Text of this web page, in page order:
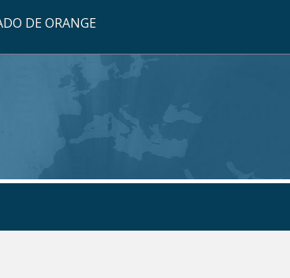
DE ORANGE